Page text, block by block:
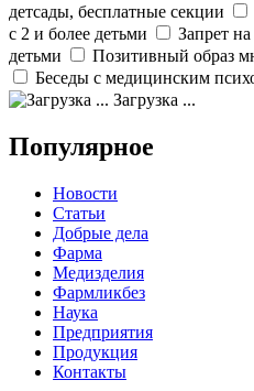
детсады, бесплатные секции
с 2 и более детьми
Запрет
детьми
Позитивный образ
Беседы с медицинским
Загрузка ...
Популярное
Новости
Статьи
Добрые дела
Фарма
Медизделия
Фармликбез
Наука
Предприятия
Продукция
Контакты